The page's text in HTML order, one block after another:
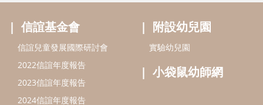
好孕袋
分齡育兒電子報
線上教養諮詢
出版服務